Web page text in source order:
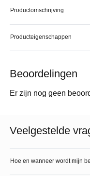
Productomschrijving
Producteigenschappen
Beoordelingen
Er zijn nog geen
Veelgestelde
Hoe en wanneer wordt mijn